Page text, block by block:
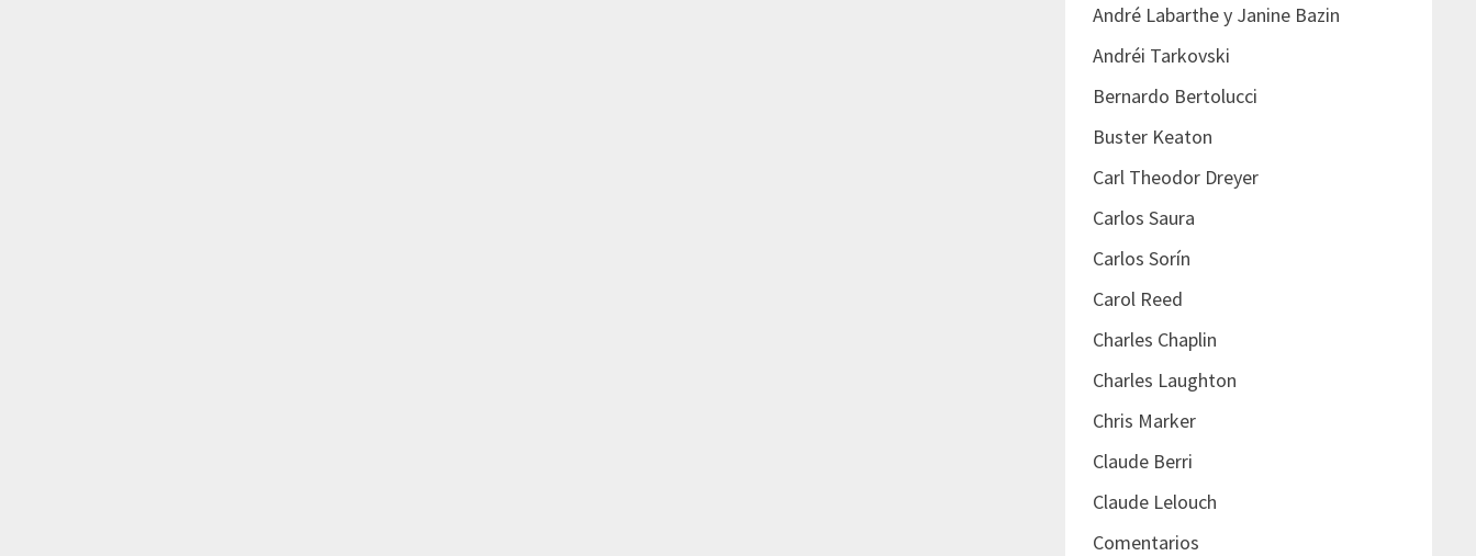
André Labarthe y Janine Bazin
Andréi Tarkovski
Bernardo Bertolucci
Buster Keaton
Carl Theodor Dreyer
Carlos Saura
Carlos Sorín
Carol Reed
Charles Chaplin
Charles Laughton
Chris Marker
Claude Berri
Claude Lelouch
Comentarios